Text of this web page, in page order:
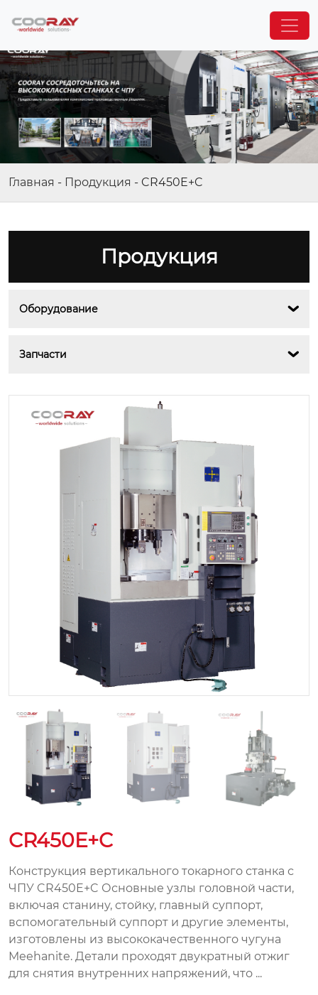
Главная - Продукция - CR450E+C
Продукция
Оборудование 
Запчасти 
CR450E+C
Конструкция вертикального токарного станка с
ЧПУ CR450E+C Основные узлы головной части,
включая станину, стойку, главный суппорт,
вспомогательный суппорт и другие элементы,
изготовлены из высококачественного чугуна
Meehanite. Детали проходят двукратный отжиг
для снятия внутренних напряжений, что ...